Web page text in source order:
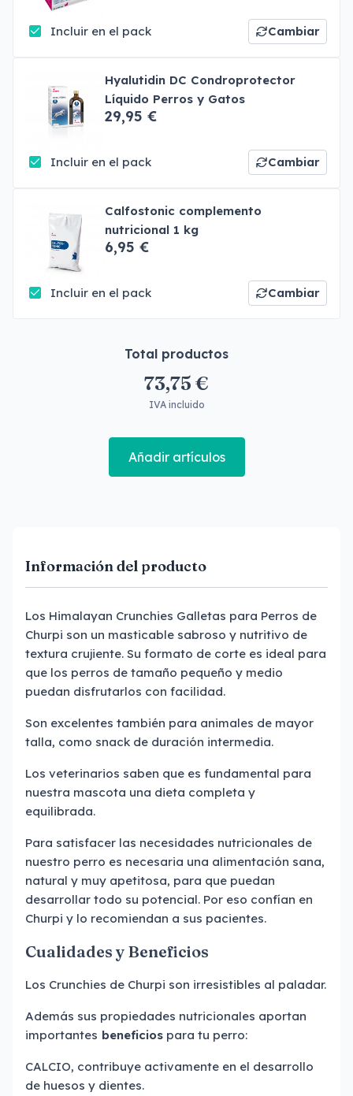
Incluir en el pack Cambiar
Hyalutidin DC Condroprotector
Líquido Perros y Gatos
29,95 €
Incluir en el pack Cambiar
Calfostonic complemento
nutricional 1 kg
6,95 €
Incluir en el pack Cambiar
Total productos
73,75 €
IVA incluido
Añadir artículos
Información del producto
Los Himalayan Crunchies Galletas para Perros de
Churpi son un masticable sabroso y nutritivo de
textura crujiente. Su formato de corte es ideal para
que los perros de tamaño pequeño y medio
puedan disfrutarlos con facilidad.
Son excelentes también para animales de mayor
talla, como snack de duración intermedia.
Los veterinarios saben que es fundamental para
nuestra mascota una dieta completa y
equilibrada.
Para satisfacer las necesidades nutricionales de
nuestro perro es necesaria una alimentación sana,
natural y muy apetitosa, para que puedan
desarrollar todo su potencial. Por eso confían en
Churpi y lo recomiendan a sus pacientes.
Cualidades y Beneficios
Los Crunchies de Churpi son irresistibles al paladar.
Además sus propiedades nutricionales aportan
importantes beneficios para tu perro:
CALCIO, contribuye activamente en el desarrollo
de huesos y dientes.